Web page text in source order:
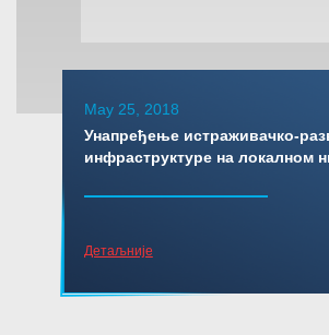
May 25, 2018
Унапређење истраживачко-
инфраструктуре на локалном
Детаљније